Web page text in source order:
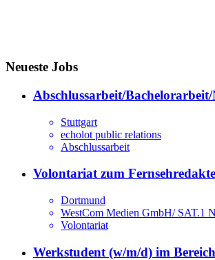
Neueste Jobs
Abschlussarbeit/
Stuttgart
echolot public relations
Abschlussarbeit
Volontariat zum
Dortmund
WestCom Medien GmbH/ SAT.1
Volontariat
Werkstudent (w/m/d) im